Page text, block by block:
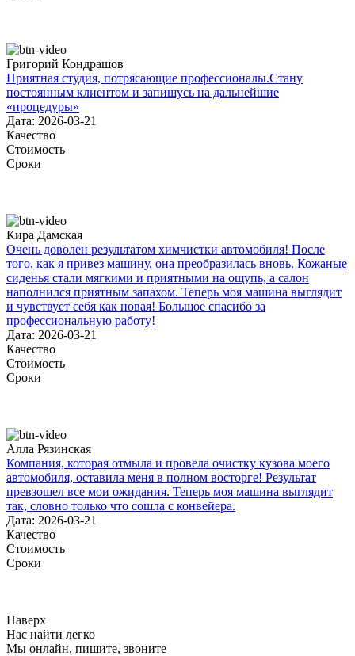
Григорий Кондрашов
Приятная студия, потрясающие профессионалы.Стану
постоянным клиентом и запишусь на дальнейшие
«процедуры»
Дата: 2026-03-21
Качество
Стоимость
Сроки
Кира Дамская
Очень доволен результатом химчистки автомобиля! После
того, как я привез машину, она преобразилась вновь. Кожаные
сиденья стали мягкими и приятными на ощупь, а салон
наполнился приятным запахом. Теперь моя машина выглядит
и чувствует себя как новая! Большое спасибо за
профессиональную работу!
Дата: 2026-03-21
Качество
Стоимость
Сроки
Алла Рязинская
Компания, которая отмыла и провела очистку кузова моего
автомобиля, оставила меня в полном восторге! Результат
превзошел все мои ожидания. Теперь моя машина выглядит
так, словно только что сошла с конвейера.
Дата: 2026-03-21
Качество
Стоимость
Сроки
Наверх
Нас найти легко
Мы онлайн, пишите, звоните